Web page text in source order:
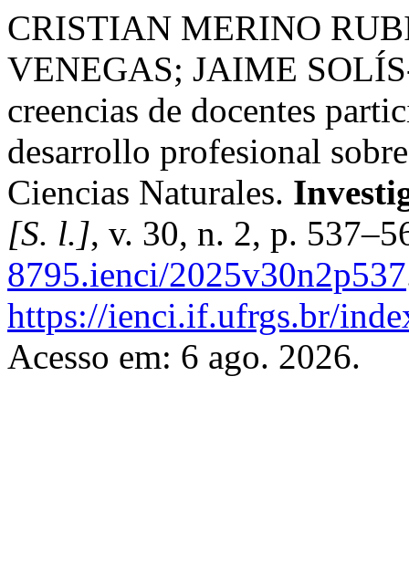
CRISTIAN MERINO
VENEGAS; JAIME
creencias de docentes
desarrollo profesional
Ciencias Naturales.
[S. l.], v. 30, n. 2, p.
8795.ienci/2025v30n2p537
https://ienci.if.ufrgs.br/
Acesso em: 6 ago. 2026.